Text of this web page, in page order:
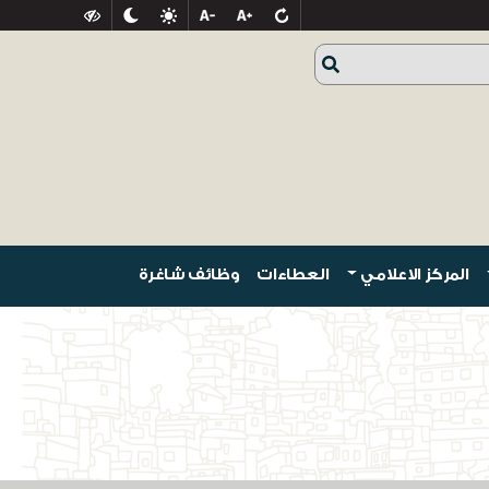
المركز الاعلامي العطاءات وظائف شاغرة